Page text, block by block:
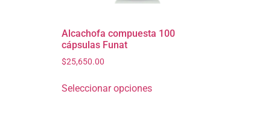
Alcachofa compuesta 100
cápsulas Funat
$25,650.00
Seleccionar opciones